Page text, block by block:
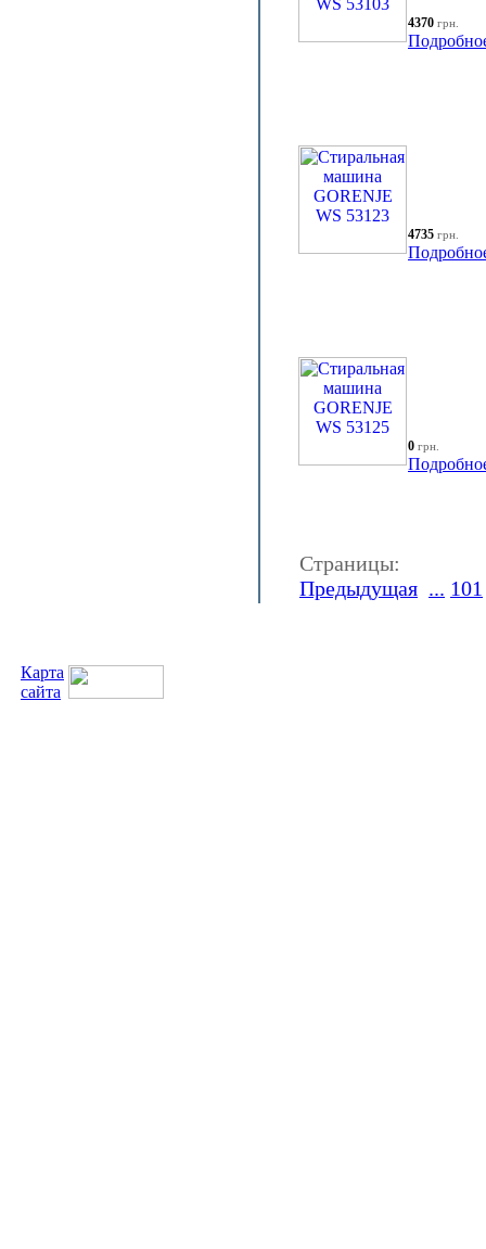
4370 грн.
4735 грн.
0 грн.
Страницы:
Предыдущая ... 101
Карта
сайта